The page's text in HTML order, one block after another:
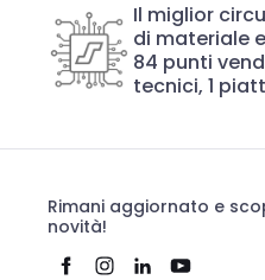
Il miglior
di materiale
84 punti
tecnici, 1
Rimani aggiornato e
novità!